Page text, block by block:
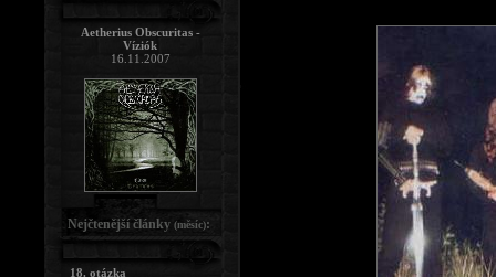
Aetherius Obscuritas -
Víziók
16.11.2007
Nejčtenější články (měsíc):
18. otázka